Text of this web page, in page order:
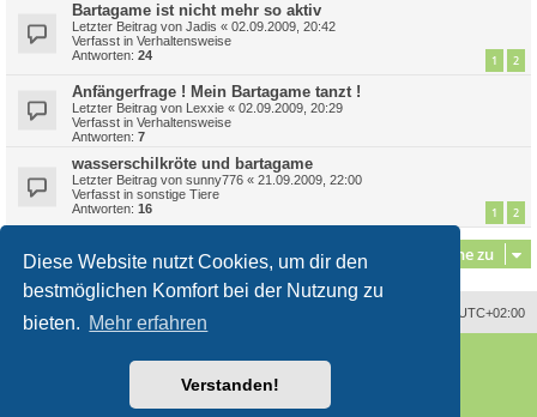
Diese Website nutzt Cookies, um dir den
bestmöglichen Komfort bei der Nutzung zu
bieten. Mehr erfahren
Verstanden!
Bartagame ist nicht mehr so aktiv
Letzter Beitrag von Jadis « 02.09.2009, 20:42
Verfasst in Verhaltensweise
Antworten: 24 1 2
Anfängerfrage ! Mein Bartagame tanzt !
Letzter Beitrag von Lexxie « 02.09.2009, 20:29
Verfasst in Verhaltensweise
Antworten: 7
wasserschilkröte und bartagame
Letzter Beitrag von sunny776 « 21.09.2009, 22:00
Verfasst in sonstige Tiere
Antworten: 16 1 2
Gehe zu
UTC+02:00
2017